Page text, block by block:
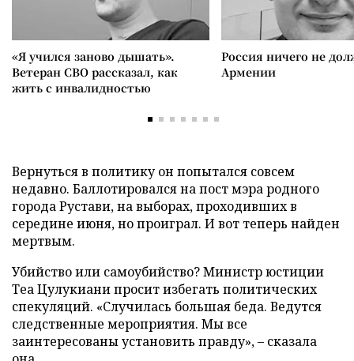
«Я учился заново дышать».
Ветеран СВО рассказал, как
жить с инвалидностью
Россия ничего не
Армении
Вернуться в политику он попытался совсем
недавно. Баллотировался на пост мэра родного
города Рустави, на выборах, проходивших в
середине июня, но проиграл. И вот теперь найден
мертвым.
Убийство или самоубийство? Министр юстиции
Теа Цулукиани просит избегать политических
спекуляций. «Случилась большая беда. Ведутся
следственные мероприятия. Мы все
заинтересованы установить правду»,– сказала